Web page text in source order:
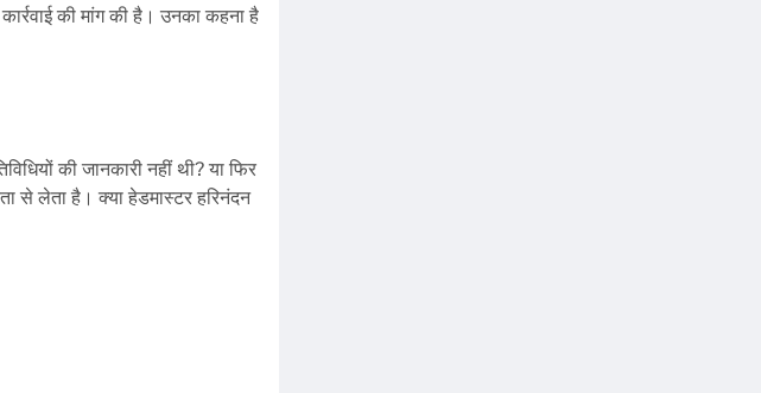
की मांग की है। उनका कहना है
की जानकारी नहीं थी? या फिर
से लेता है। क्या हेडमास्टर हरिनंदन